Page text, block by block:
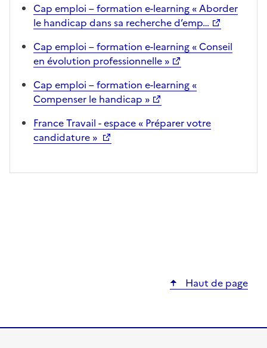
Cap emploi – formation e-learning « Aborder
le handicap dans sa recherche d’emp…
Cap emploi – formation e-learning « Conseil
en évolution professionnelle »
Cap emploi – formation e-learning «
Compenser le handicap »
France Travail - espace « Préparer votre
candidature »
Haut de page